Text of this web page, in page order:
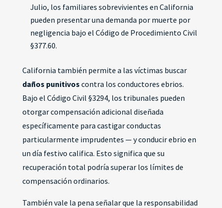
Julio, los familiares sobrevivientes en California
pueden presentar una demanda por muerte por
negligencia bajo el Código de Procedimiento Civil
§377.60.
California también permite a las víctimas buscar
daños punitivos contra los conductores ebrios.
Bajo el Código Civil §3294, los tribunales pueden
otorgar compensación adicional diseñada
específicamente para castigar conductas
particularmente imprudentes — y conducir ebrio en
un día festivo califica. Esto significa que su
recuperación total podría superar los límites de
compensación ordinarios.
También vale la pena señalar que la responsabilidad